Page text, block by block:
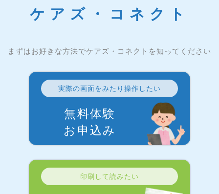
ケアズ・コネクト
まずはお好きな方法でケアズ・コネクトを知ってください
実際の画面をみたり操作したい
無料体験
お申込み
印刷して読みたい